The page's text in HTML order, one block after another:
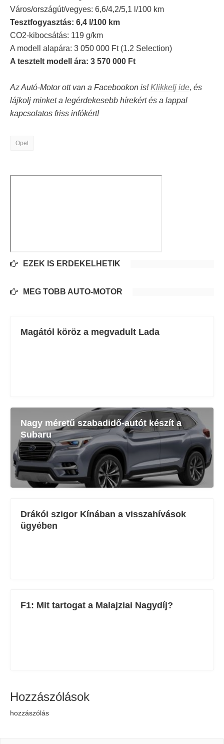
Város/országút/vegyes: 6,6/4,2/5,1 l/100 km
Tesztfogyasztás: 6,4 l/100 km
CO2-kibocsátás: 119 g/km
A modell alapára: 3 050 000 Ft (1.2 Selection)
A tesztelt modell ára: 3 570 000 Ft
Az Autó-Motor ott van a Facebookon is!Klikkelj ide, és
lájkolj minket a legérdekesebb hírekért és a lappal
kapcsolatos friss infókért!
Opel
EZEK IS ÉRDEKELHETIK
MÉG TÖBB AUTÓ-MOTOR
Magától köröz a megvadult Lada
Nagy méretű szabadidő-autót készít a
Subaru
Drákói szigor Kínában a visszahívások
ügyében
F1: Mit tartogat a Malajziai Nagydíj?
Hozzászólások
hozzászólás